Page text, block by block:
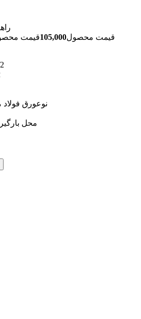
قیمت محصول105,000قیمت
نوعورق فولاد
محل